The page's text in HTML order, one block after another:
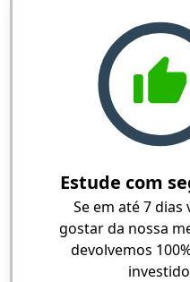
Estude com
Se em até 7 dias
gostar da nossa
devolvemos